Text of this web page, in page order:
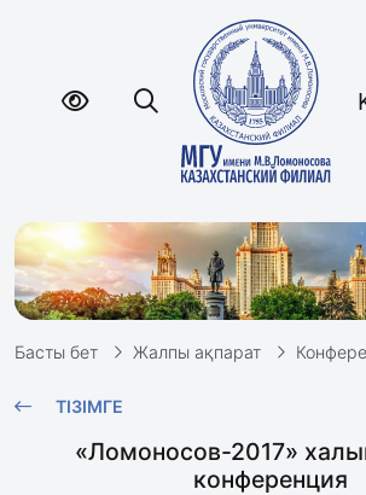
Басты бет Жалпы ақпарат
ТІЗІМГЕ
«Ломоносов-2017»
конференция